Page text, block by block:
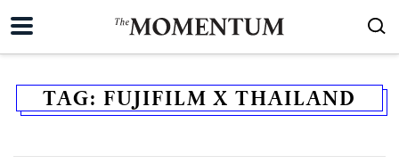
TAG: FUJIFILM X THAILAND